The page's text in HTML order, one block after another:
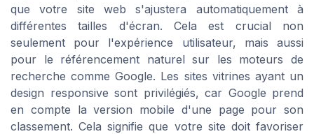
que votre site web s'ajustera automatiquement à
différentes tailles d'écran. Cela est crucial non
seulement pour l'expérience utilisateur, mais aussi
pour le référencement naturel sur les moteurs de
recherche comme Google. Les sites vitrines ayant un
design responsive sont privilégiés, car Google prend
en compte la version mobile d'une page pour son
classement. Cela signifie que votre site doit favoriser